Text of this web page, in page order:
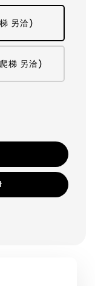
另洽)
梯 另洽)